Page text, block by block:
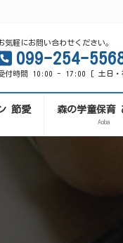
気軽にお問い合わせください。
099-254-
付時間 10:00 - 17:00 [ 土日・
節愛 森の学童保育
Aoba